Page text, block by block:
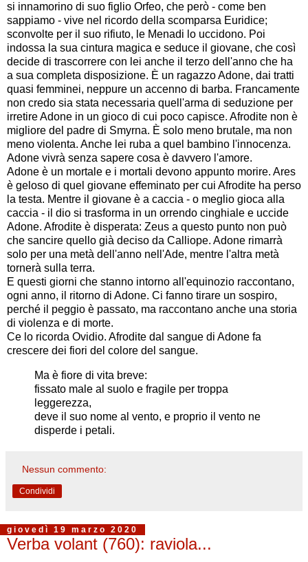
si innamorino di suo figlio Orfeo, che però - come ben
sappiamo - vive nel ricordo della scomparsa Euridice;
sconvolte per il suo rifiuto, le Menadi lo uccidono. Poi
indossa la sua cintura magica e seduce il giovane, che così
decide di trascorrere con lei anche il terzo dell'anno che ha
a sua completa disposizione. È un ragazzo Adone, dai tratti
quasi femminei, neppure un accenno di barba. Francamente
non credo sia stata necessaria quell'arma di seduzione per
irretire Adone in un gioco di cui poco capisce. Afrodite non è
migliore del padre di Smyrna. È solo meno brutale, ma non
meno violenta. Anche lei ruba a quel bambino l'innocenza.
Adone vivrà senza sapere cosa è davvero l'amore.
Adone è un mortale e i mortali devono appunto morire. Ares
è geloso di quel giovane effeminato per cui Afrodite ha perso
la testa. Mentre il giovane è a caccia - o meglio gioca alla
caccia - il dio si trasforma in un orrendo cinghiale e uccide
Adone. Afrodite è disperata: Zeus a questo punto non può
che sancire quello già deciso da Calliope. Adone rimarrà
solo per una metà dell'anno nell'Ade, mentre l'altra metà
tornerà sulla terra.
E questi giorni che stanno intorno all'equinozio raccontano,
ogni anno, il ritorno di Adone. Ci fanno tirare un sospiro,
perché il peggio è passato, ma raccontano anche una storia
di violenza e di morte.
Ce lo ricorda Ovidio. Afrodite dal sangue di Adone fa
crescere dei fiori del colore del sangue.
Ma è fiore di vita breve:
fissato male al suolo e fragile per troppa
leggerezza,
deve il suo nome al vento, e proprio il vento ne
disperde i petali.
Nessun commento:
Condividi
giovedì 19 marzo 2020
Verba volant (760): raviola...